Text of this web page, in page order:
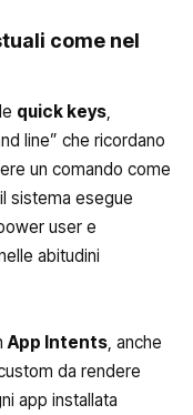
come nel
quick keys,
line” che ricordano
un comando come
sistema esegue
user e
abitudini
App Intents , anche
da rendere
app installata